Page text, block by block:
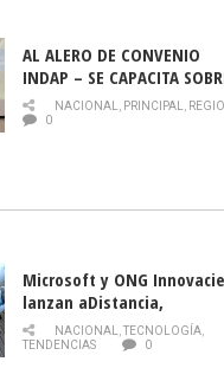
AL ALERO DE CONVENIO
INDAP – SE CAPACITA
PLAGA DROSOPHILA
NACIONAL, PRINCIPAL,
0
Microsoft y ONG
lanzan aDistancia,
plataforma con cursos
gratuitos online sobre
NACIONAL,TECNOLOGÍA,
TENDENCIAS
0